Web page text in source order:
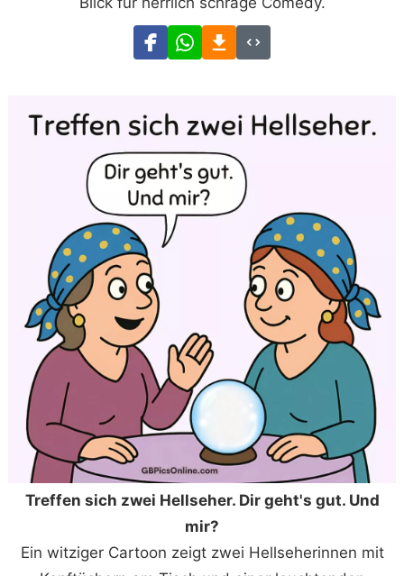
Treffen sich zwei Hellseher. Dir geht's gut. Und
mir?
Ein witziger Cartoon zeigt zwei Hellseherinnen mit